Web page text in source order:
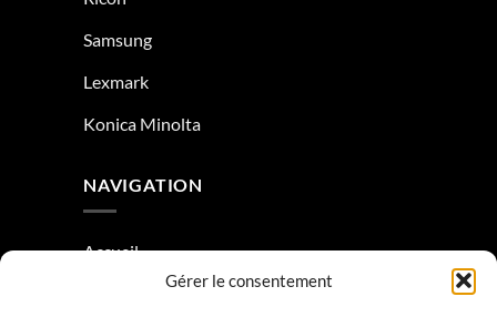
Gérer le consentement
Samsung
Lexmark
Konica Minolta
NAVIGATION
Accueil